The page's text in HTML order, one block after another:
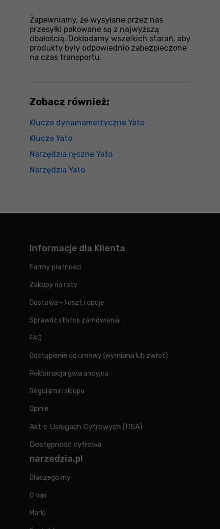
Zapewniamy, że wysyłane przez nas
przesyłki pakowane są z najwyższą
dbałością. Dokładamy wszelkich starań, aby
produkty były odpowiednio zabezpieczone
na czas transportu.
Zobacz również:
Klucze dynamometryczne Yato
Klucze Yato
Narzędzia ręczne Yato
Narzędzia Yato
Informacje dla Klienta
Formy płatności
Zakupy na raty
Dostawa - koszt i opcje
Sprawdź status zamówienia
FAQ
Odstąpienie od umowy (wymiana lub zwrot)
Reklamacja gwarancyjna
Regulamin sklepu
Opinie
Akt o Usługach Cyfrowych (DSA)
Dostępność cyfrowa
narzedzia.pl
Dlaczego my
O nas
Marki